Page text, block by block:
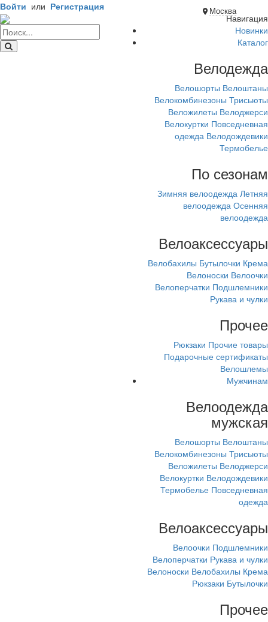
Москва
Войти или Регистрация
Навигация
Новинки
Каталог
Велодежда
Велошорты Велоштаны
Велокомбинезоны Трисьюты
Веложилеты Велоджерси
Велокуртки Повседневная
одежда Велодождевики
Термобелье
По сезонам
Зимняя велоодежда Летняя
велоодежда Осенняя
велоодежда
Велоаксессуары
Велобахилы Бутылочки Крема
Велоноски Велоочки
Велоперчатки Подшлемники
Рукава и чулки
Прочее
Рюкзаки Прочие товары
Подарочные сертификаты
Велошлемы
Мужчинам
Велоодежда
мужская
Велошорты Велоштаны
Велокомбинезоны Трисьюты
Веложилеты Велоджерси
Велокуртки Велодождевики
Термобелье Повседневная
одежда
Велоаксессуары
Велоочки Подшлемники
Велоперчатки Рукава и чулки
Велоноски Велобахилы Крема
Рюкзаки Бутылочки
Прочее